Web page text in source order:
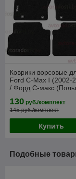
Коврики ворсовые
Ford C-Max I (2002-
/ Форд С-макс
130 руб./комплект
145 руб./комплект
Купить
Подобные